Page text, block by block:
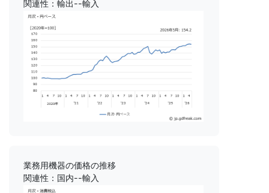
関連性：輸出--輸入
業務用機器の価格の推移
関連性：国内--輸入